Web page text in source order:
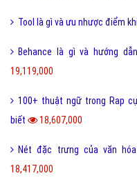
Tool là gì và ưu nhược điểm
Behance là gì và hướng
19,119,000
100+ thuật ngữ trong Rap
biết
18,607,000
Nét đặc trưng của văn
18,417,000